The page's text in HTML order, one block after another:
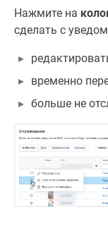
Нажмите на
сделать с
временно
больше не